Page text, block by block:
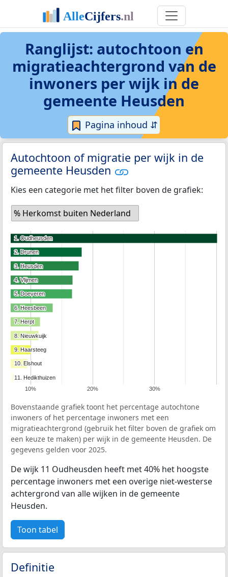
Ranglijst: autochtoon en
migratieachtergrond van de
inwoners per wijk in de
gemeente Heusden
Pagina inhoud ⇵
Autochtoon of migratie per wijk in de
gemeente Heusden
Kies een categorie met het filter boven de grafiek:
% Herkomst buiten Nederland
10% 20% 30%
1. Oudheusden
1. Oudheusden
2. Drunen
2. Drunen
3. Heusden
3. Heusden
4. Vlijmen
4. Vlijmen
5. Doeveren
5. Doeveren
6. Heesbeen
6. Heesbeen
7. Herpt
7. Herpt
8. Nieuwkuijk
8. Nieuwkuijk
9. Haarsteeg
9. Haarsteeg
10. Elshout
10. Elshout
11. Hedikthuizen
11. Hedikthuizen
Bovenstaande grafiek toont het percentage autochtone
inwoners of het percentage inwoners met een
migratieachtergrond (gebruik het filter boven de grafiek om
een keuze te maken) per wijk in de gemeente Heusden. De
gegevens gelden voor 2025.
De wijk 11 Oudheusden heeft met 40% het hoogste
percentage inwoners met een overige niet-westerse
achtergrond van alle wijken in de gemeente
Heusden.
Toon tabel
Definitie